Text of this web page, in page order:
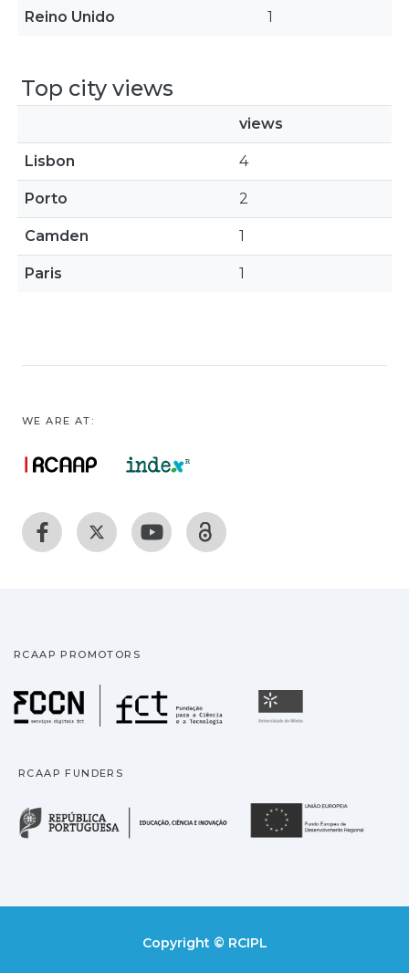
Reino Unido 1
Top city views
views
Lisbon 4
Porto 2
Camden 1
Paris 1
WE ARE AT:
RCAAP PROMOTORS
Fundação para a
RCAAP FUNDERS
República Portuguesa
Copyright © RCIPL